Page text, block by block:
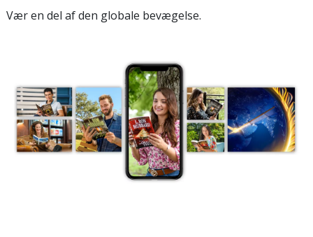
Vær en del af den globale bevægelse.